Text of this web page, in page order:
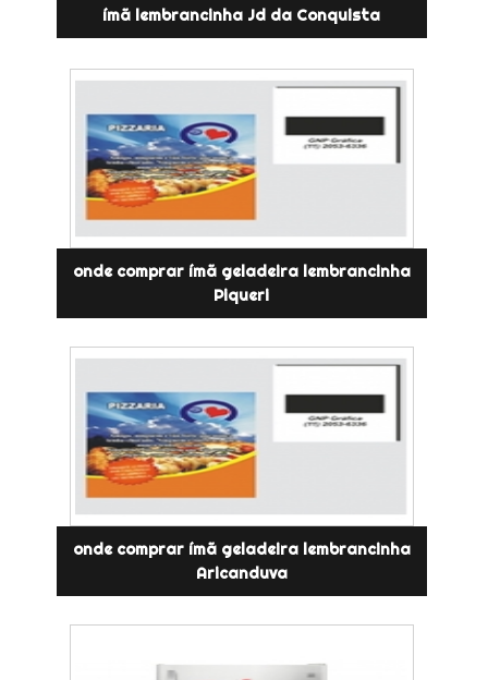
ímã lembrancinha Jd da Conquista
onde comprar ímã geladeira lembrancinha
Piqueri
onde comprar ímã geladeira lembrancinha
Aricanduva